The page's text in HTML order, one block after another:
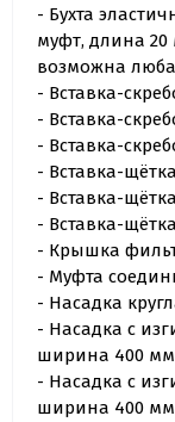
- Бухта
муфт, длина
возможна
- Вставка-
- Вставка-
- Вставка-
- Вставка-
- Вставка-
- Вставка-
- Крышка
- Муфта
- Насадка
- Насадка с
ширина 400
- Насадка с
ширина 400